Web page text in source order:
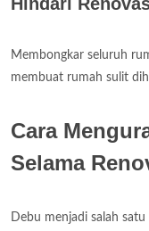
Membongkar seluruh
membuat rumah sulit
Cara
Selama
Debu menjadi salah